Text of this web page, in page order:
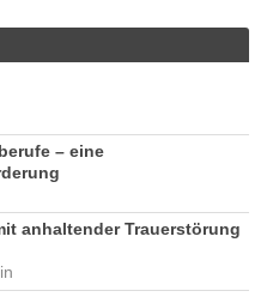
– eine
anhaltender Trauerstörung